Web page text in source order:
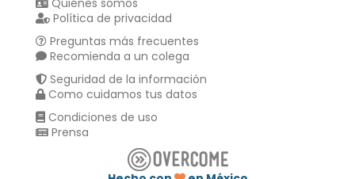
Quiénes somos
Política de privacidad
Preguntas más frecuentes
Recomienda a un colega
Seguridad de la información
Como cuidamos tus datos
Condiciones de uso
Prensa